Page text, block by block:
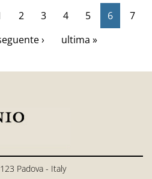
2 3 4 5 6
7
› ultima »
Padova - Italy